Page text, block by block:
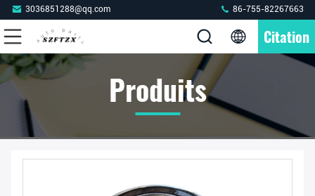
3036851288@qq.com 86-755-82267663
Citation
Produits